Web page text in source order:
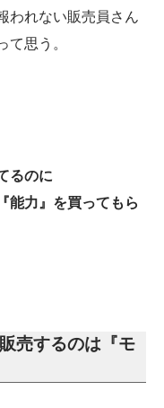
われない販売員さん
思う。
るのに
能力』を買ってもら
売するのは『モ